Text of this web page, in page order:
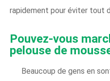
rapidement pour éviter tout
Pouvez-vous
pelouse de
Beaucoup de gens en